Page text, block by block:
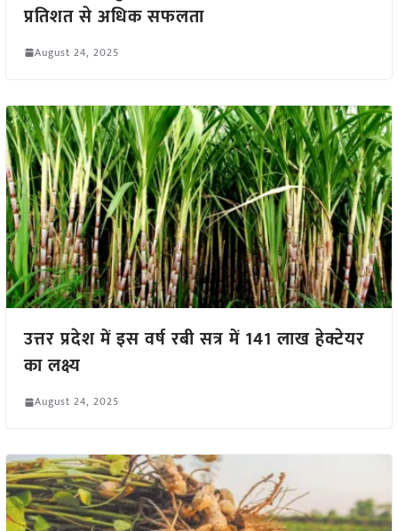
प्रतिशत से अधिक सफलता
August 24, 2025
उत्तर प्रदेश में इस वर्ष रबी सत्र में 141 लाख हेक्टेयर
का लक्ष्य
August 24, 2025